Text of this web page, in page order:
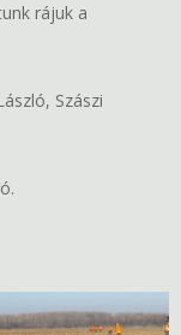
rájuk a
Szászi